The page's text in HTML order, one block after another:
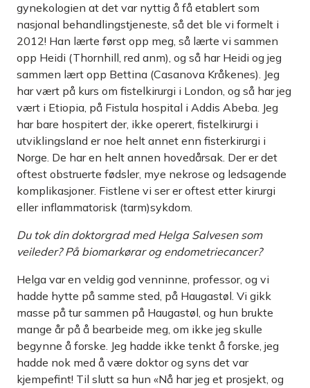
gynekologien at det var nyttig å få etablert som
nasjonal behandlingstjeneste, så det ble vi formelt i
2012! Han lærte først opp meg, så lærte vi sammen
opp Heidi (Thornhill, red anm), og så har Heidi og jeg
sammen lært opp Bettina (Casanova Kråkenes). Jeg
har vært på kurs om fistelkirurgi i London, og så har jeg
vært i Etiopia, på Fistula hospital i Addis Abeba. Jeg
har bare hospitert der, ikke operert, fistelkirurgi i
utviklingsland er noe helt annet enn fisterkirurgi i
Norge. De har en helt annen hovedårsak. Der er det
oftest obstruerte fødsler, mye nekrose og ledsagende
komplikasjoner. Fistlene vi ser er oftest etter kirurgi
eller inflammatorisk (tarm)sykdom.
Du tok din doktorgrad med Helga Salvesen som
veileder? På biomarkørar og endometriecancer?
Helga var en veldig god venninne, professor, og vi
hadde hytte på samme sted, på Haugastøl. Vi gikk
masse på tur sammen på Haugastøl, og hun brukte
mange år på å bearbeide meg, om ikke jeg skulle
begynne å forske. Jeg hadde ikke tenkt å forske, jeg
hadde nok med å være doktor og syns det var
kjempefint! Til slutt sa hun «Nå har jeg et prosjekt, og